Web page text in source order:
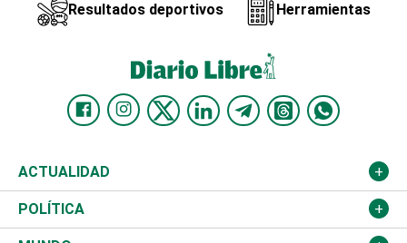
Resultados deportivos Herramientas
ACTUALIDAD
Nacional
POLÍTICA